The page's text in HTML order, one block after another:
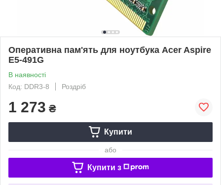
Оперативна пам'ять для ноутбука Acer Aspire
E5-491G
В наявності
Код: DDR3-8
Роздріб
1 273 ₴
Купити
або
Купити з